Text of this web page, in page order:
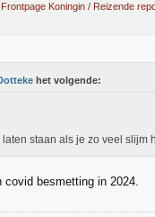
Frontpage Koningin / Reizende
het volgende:
staan als je zo veel slijm
besmetting in 2024.